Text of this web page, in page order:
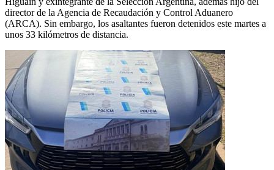
director de la Agencia de Recaudación y Control Aduanero
(ARCA). Sin embargo, los asaltantes fueron detenidos este martes a
unos 33 kilómetros de distancia.